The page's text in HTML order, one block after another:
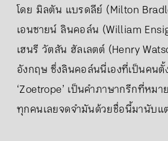
โดย มิลตัน แบรดลีย์ (Milton
เอนซายน์ ลินคอล์น (William
เฮนรี วัตสัน ฮัลเลตต์ (Henry
อังกฤษ ซึ่งลินคอล์นนี่เองที่เป็นคนตั้
‘Zoetrope’ เป็นคำภาษากรีกที่หมา
ทุกคนเลยจดจำมันด้วยชื่อนี้มานับ